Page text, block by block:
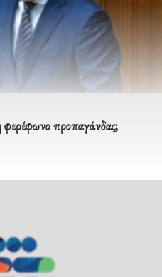
φερέφωνο προπαγάνδας;